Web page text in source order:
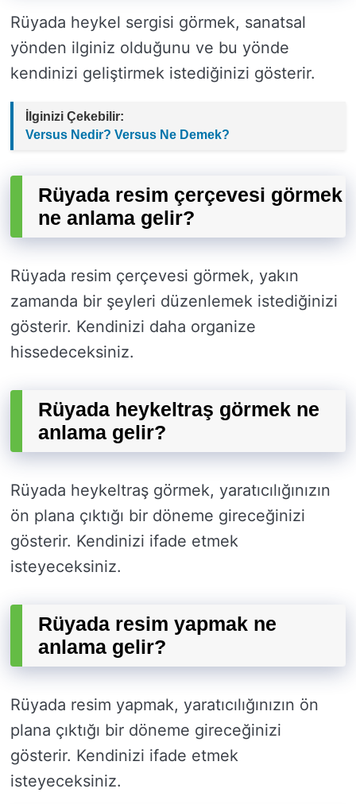
Rüyada heykel sergisi görmek, sanatsal
yönden ilginiz olduğunu ve bu yönde
kendinizi geliştirmek istediğinizi gösterir.
İlginizi Çekebilir:
Versus Nedir? Versus Ne Demek?
Rüyada resim çerçevesi görmek
ne anlama gelir?
Rüyada resim çerçevesi görmek, yakın
zamanda bir şeyleri düzenlemek istediğinizi
gösterir. Kendinizi daha organize
hissedeceksiniz.
Rüyada heykeltraş görmek ne
anlama gelir?
Rüyada heykeltraş görmek, yaratıcılığınızın
ön plana çıktığı bir döneme gireceğinizi
gösterir. Kendinizi ifade etmek
isteyeceksiniz.
Rüyada resim yapmak ne
anlama gelir?
Rüyada resim yapmak, yaratıcılığınızın ön
plana çıktığı bir döneme gireceğinizi
gösterir. Kendinizi ifade etmek
isteyeceksiniz.